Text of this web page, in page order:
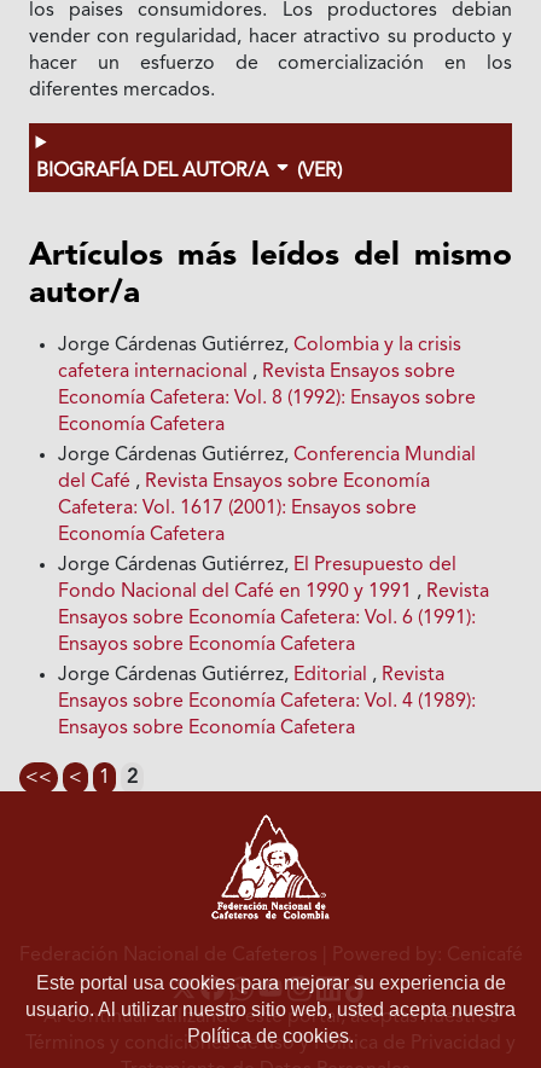
los paises consumidores. Los productores debian
vender con regularidad, hacer atractivo su producto y
hacer un esfuerzo de comercialización en los
diferentes mercados.
BIOGRAFÍA DEL AUTOR/A (VER)
Artículos más leídos del mismo
autor/a
Jorge Cárdenas Gutiérrez,Colombia y Ia crisis
cafetera internacional , Revista Ensayos sobre
Economía Cafetera: Vol. 8 (1992): Ensayos sobre
Economía Cafetera
Jorge Cárdenas Gutiérrez,Conferencia Mundial
del Café , Revista Ensayos sobre Economía
Cafetera: Vol. 1617 (2001): Ensayos sobre
Economía Cafetera
Jorge Cárdenas Gutiérrez, El Presupuesto del
Fondo Nacional del Café en 1990 y 1991 , Revista
Ensayos sobre Economía Cafetera: Vol. 6 (1991):
Ensayos sobre Economía Cafetera
Jorge Cárdenas Gutiérrez, Editorial , Revista
Ensayos sobre Economía Cafetera: Vol. 4 (1989):
Ensayos sobre Economía Cafetera
<< < 1 2
Este portal usa cookies para mejorar su experiencia de
usuario. Al utilizar nuestro sitio web, usted acepta nuestra
Política de cookies.
Federación Nacional de Cafeteros | Powered by: Cenicafé
Al continuar utilizando este portal, aceptas nuestros
Términos y condiciones de usoyPolítica de Privacidad y